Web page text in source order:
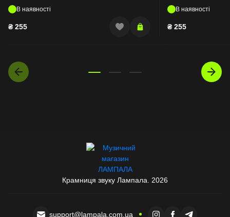
В наявності
₴ 255
В наявності
₴ 255
Крамниця звуку Лампала. 2026
support@lampala.com.ua